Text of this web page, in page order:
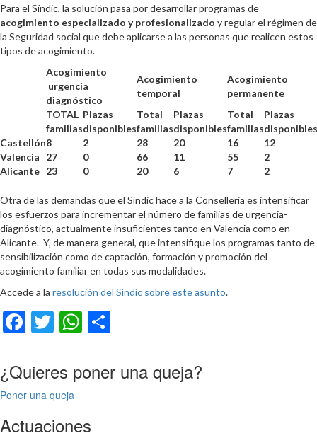
Para el Síndic, la solución pasa por desarrollar programas de
acogimiento especializado y profesionalizado y regular el régimen de
la Seguridad social que debe aplicarse a las personas que realicen estos
tipos de acogimiento.
Acogimiento
urgencia
diagnóstico
Acogimiento
temporal
Acogimiento
permanente
TOTAL
familias
Plazas
disponibles
Total
familias
Plazas
disponibles
Total
familias
Plazas
disponibles
Castellón8 2 28 20 16
12
Valencia
27 0 66 11 55
2
Alicante 23 0 20 6 7 2
Otra de las demandas que el Síndic hace a la Conselleria es intensificar
los esfuerzos para incrementar el número de familias de urgencia-
diagnóstico, actualmente insuficientes tanto en Valencia como en
Alicante. Y, de manera general, que intensifique los programas tanto de
sensibilización como de captación, formación y promoción del
acogimiento familiar en todas sus modalidades.
Accede a la resolución del Síndic sobre este asunto.
Facebook
TwitterWhatsApp
¿Quieres poner una queja?
Poner una queja
Actuaciones